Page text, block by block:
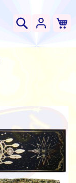
Suche